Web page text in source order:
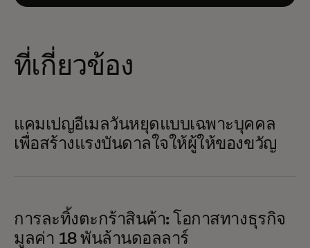
ที่เกี่ยวข้อง
แคมเปญอีเมลวันหยุดแบบเฉพาะบุคคล
เพื่อสร้างแรงบันดาลใจให้ผู้ให้ของขวัญ
การละทิ้งตะกร้าสินค้า: โอกาสทางธุรกิจ
มูลค่า 18 พันล้านดอลลาร์